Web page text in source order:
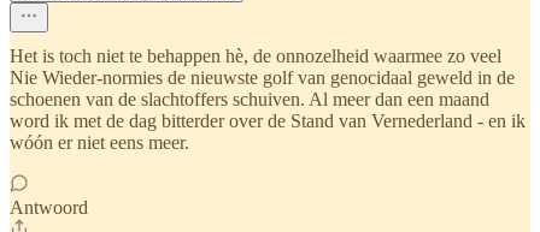
Het is toch niet te behappen hè, de onnozelheid waarmee zo veel
Nie Wieder-normies de nieuwste golf van genocidaal geweld in de
schoenen van de slachtoffers schuiven. Al meer dan een maand
word ik met de dag bitterder over de Stand van Vernederland - en ik
wóón er niet eens meer.
Antwoord